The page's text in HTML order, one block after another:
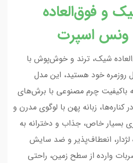
و فوق‌العاده
ونس اسپرت
شیک، ترند و خوش‌پوش با
روزمره خود هستید، این مدل
باکیفیت چرم مصنوعی با برش‌های
کناره‌ها، زبانه پهن با لوگوی مدرن و
بسیار خاص، جذاب و دخترانه به
انعطاف‌پذیر و ضد سایش
وارده از سطح زمین، راحتی